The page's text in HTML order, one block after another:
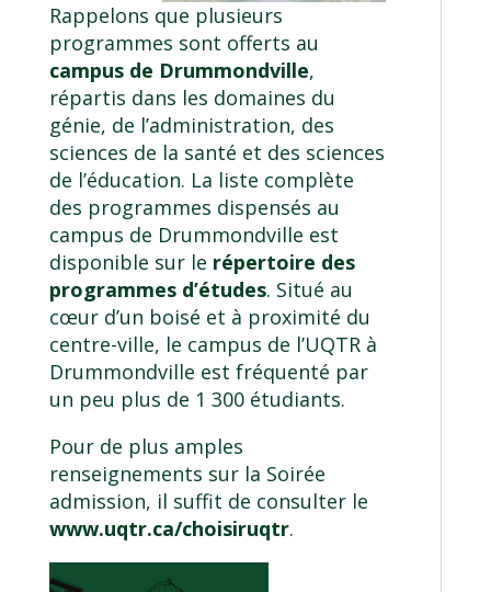
Rappelons que plusieurs
programmes sont offerts au
campus de Drummondville,
répartis dans les domaines du
génie, de l’administration, des
sciences de la santé et des sciences
de l’éducation. La liste complète
des programmes dispensés au
campus de Drummondville est
disponible sur le répertoire des
programmes d’études. Situé au
cœur d’un boisé et à proximité du
centre-ville, le campus de l’UQTR à
Drummondville est fréquenté par
un peu plus de 1 300 étudiants.
Pour de plus amples
renseignements sur la Soirée
admission, il suffit de consulter le
www.uqtr.ca/choisiruqtr.